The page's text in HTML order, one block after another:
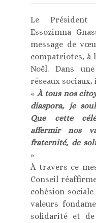
Le Président
Essozimna
message de
compatriotes, à
Noël. Dans
réseaux sociaux,
« À tous nos
diaspora, je
Que cette
affermir nos
fraternité, de
»
À travers ce
Conseil
cohésion
valeurs
solidarité et de